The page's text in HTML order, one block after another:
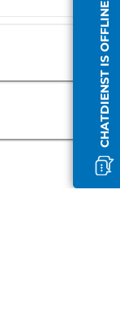
CHATDIENST IS OFFLINE